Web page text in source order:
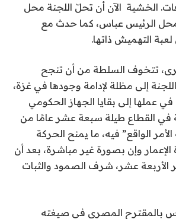
الخشية الآن أن تحلّ اللجنة محل
الرئيس عباس، كما حدث مع
التهميش ذاتها.
تتخوف السلطة من أن تنجح
إلى مظلة لإدامة وجودها في غزة،
عملها إلى بقايا الجهاز الحكومي
في القطاع طيلة سبعة عشر عامًا من
الواقع” فيه، ما يمنح الحركة
الإعمار وإن بصورة غير مباشرة، بعد أن
الأربعة عشر، شرف الصمود والثبات
بالمقترح المصري في صيغته